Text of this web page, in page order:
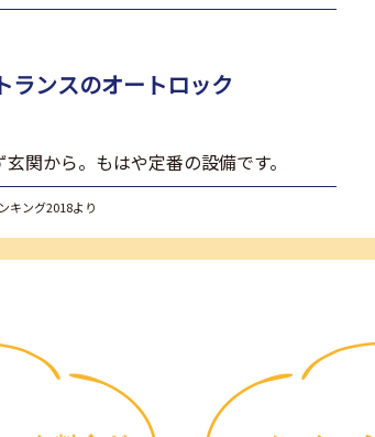
ランスのオートロック
関から。もはや定番の設備です。
キング2018より